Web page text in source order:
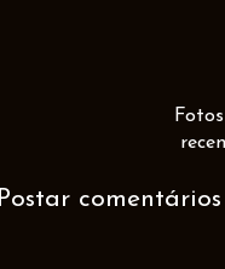
Postar